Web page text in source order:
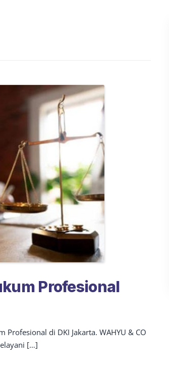
Profesional
di DKI Jakarta. WAHYU & CO
[…]